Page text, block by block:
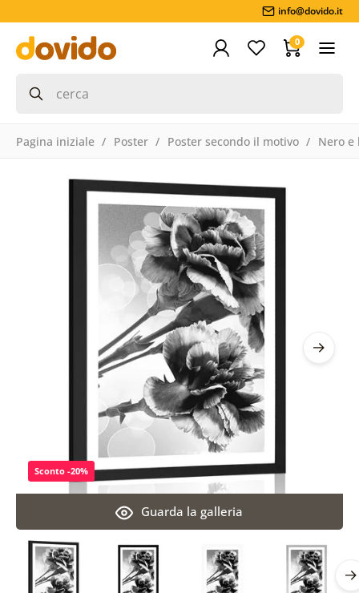
info@dovido.it
0
Pagina iniziale Poster Poster secondo il motivo Nero e
Guarda la galleria
Sconto -20%